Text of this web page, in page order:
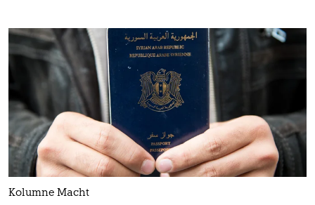
Kolumne Macht